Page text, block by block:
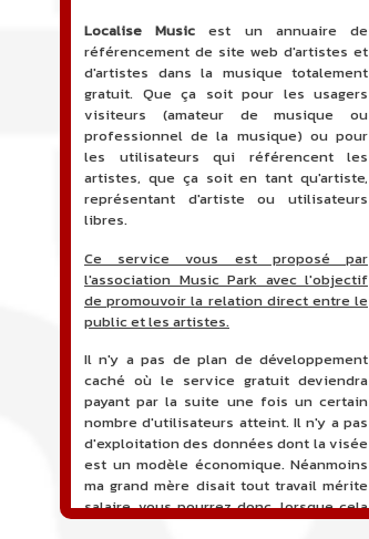
Localise Music est un annuaire de
référencement de site web d'artistes et
d'artistes dans la musique totalement
gratuit. Que ça soit pour les usagers
visiteurs (amateur de musique ou
professionnel de la musique) ou pour
les utilisateurs qui référencent les
artistes, que ça soit en tant qu'artiste,
représentant d'artiste ou utilisateurs
libres.
Ce service vous est proposé par
l'association Music Park avec l'objectif
de promouvoir la relation direct entre le
public et les artistes.
Il n'y a pas de plan de développement
caché où le service gratuit deviendra
payant par la suite une fois un certain
nombre d'utilisateurs atteint. Il n'y a pas
d'exploitation des données dont la visée
est un modèle économique. Néanmoins
ma grand mère disait tout travail mérite
salaire, vous pourrez donc, lorsque cela